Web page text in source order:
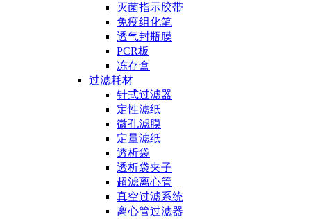
灭菌指示胶带
免疫组化笔
透气封瓶膜
PCR板
冻存盒
过滤耗材
针式过滤器
定性滤纸
微孔滤膜
定量滤纸
透析袋
透析袋夹子
超滤离心管
真空过滤系统
离心管过滤器